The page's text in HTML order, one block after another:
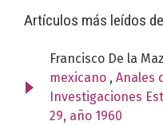
Artículos más leídos
Francisco De la
mexicano , Anales
Investigaciones
29, año 1960